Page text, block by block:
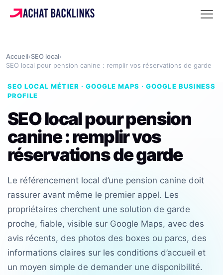
Accueil›SEO local›
SEO local pour pension canine : remplir vos réservations de garde
SEO LOCAL MÉTIER · GOOGLE MAPS · GOOGLE BUSINESS
PROFILE
SEO local pour pension
canine : remplir vos
réservations de garde
Le référencement local d’une pension canine doit
rassurer avant même le premier appel. Les
propriétaires cherchent une solution de garde
proche, fiable, visible sur Google Maps, avec des
avis récents, des photos des boxes ou parcs, des
informations claires sur les conditions d’accueil et
un moyen simple de demander une disponibilité.